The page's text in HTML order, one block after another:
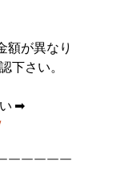
額が異なり
下さい。
い ➡︎
￣￣￣￣￣